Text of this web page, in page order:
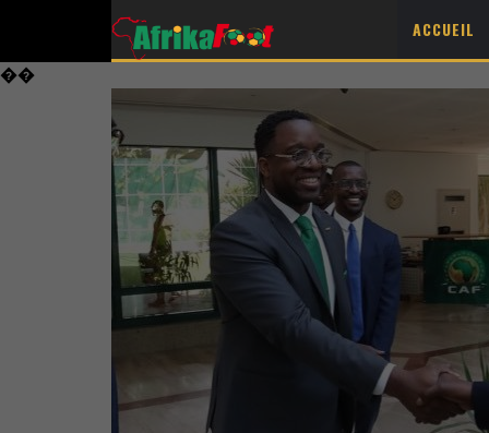
ACCUEIL
��